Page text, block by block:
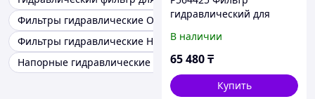
Фильтры гидравлические Оригинал
Фильтры гидравлические Новое
Напорные гидравлические фильтры
гидравлический для
В наличии
65 480₸
Купить